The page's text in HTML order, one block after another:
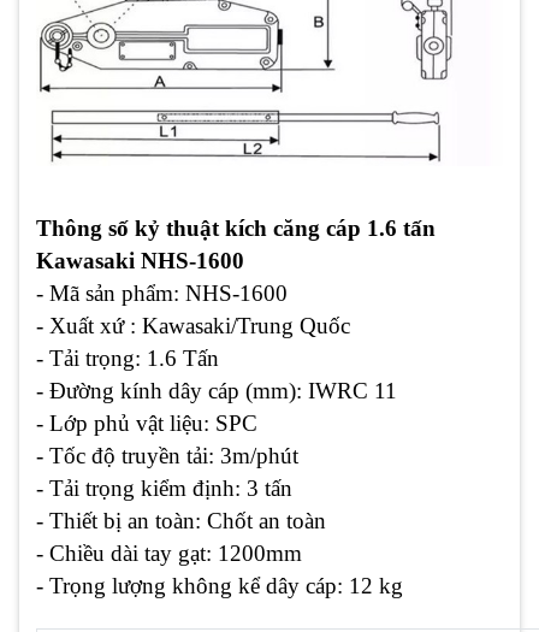
Thông số kỷ thuật kích căng cáp 1.6 tấn
Kawasaki NHS-1600
- Mã sản phẩm: NHS-1600
- Xuất xứ : Kawasaki/Trung Quốc
- Tải trọng: 1.6 Tấn
- Đường kính dây cáp (mm): IWRC 11
- Lớp phủ vật liệu: SPC
- Tốc độ truyền tải: 3m/phút
- Tải trọng kiểm định: 3 tấn
- Thiết bị an toàn: Chốt an toàn
- Chiều dài tay gạt: 1200mm
- Trọng lượng không kể dây cáp: 12 kg